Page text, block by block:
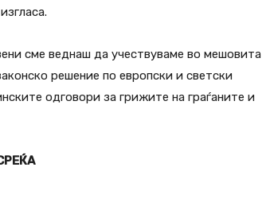
сме веднаш да учествуваме во мешовита
решение по европски и светски
одговори за грижите на граѓаните и